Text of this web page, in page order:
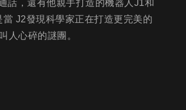
話，還有他親手打造的機器人J1和
J2發現科學家正在打造更完美的
人心碎的謎團。